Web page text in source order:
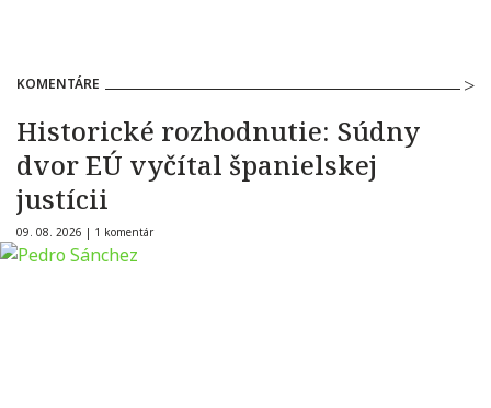
KOMENTÁRE
Historické rozhodnutie: Súdny
dvor EÚ vyčítal španielskej
justícii
09. 08. 2026 | 1 komentár